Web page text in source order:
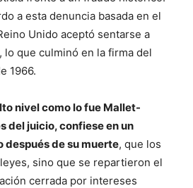
a esta denuncia basada en el
Unido aceptó sentarse a
lo que culminó en la firma del
1966.
nivel como lo fue Mallet-
del juicio, confiese en un
de su muerte, que los
sino que se repartieron el
cerrada por intereses